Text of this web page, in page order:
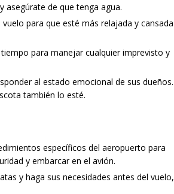
asegúrate de que tenga agua.
para que esté más relajada y cansada
para manejar cualquier imprevisto y
al estado emocional de sus dueños.
también lo esté.
específicos del aeropuerto para
y embarcar en el avión.
y haga sus necesidades antes del vuelo,